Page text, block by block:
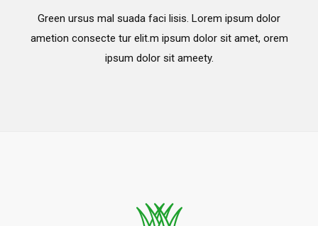
Green ursus mal suada faci lisis. Lorem ipsum dolor
ametion consecte tur elit.m ipsum dolor sit amet, orem
ipsum dolor sit ameety.